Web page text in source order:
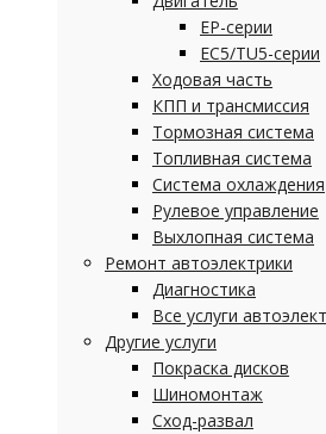
EP-серии
EC5/TU5-серии
Ходовая часть
КПП и трансмиссия
Тормозная система
Топливная система
Система охлаждения
Рулевое управление
Выхлопная система
Ремонт автоэлектрики
Диагностика
Все услуги
Другие услуги
Покраска дисков
Шиномонтаж
Сход-развал